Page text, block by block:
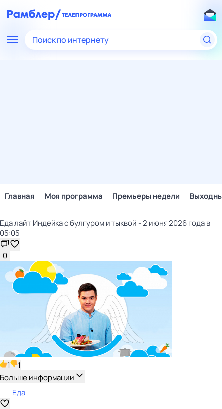
Поиск по интернету
Главная Моя программа Премьеры недели
Еда лайт Индейка с булгуром и тыквой - 2 июня 2026 года в
05:05
0
1
1
Больше информации
Еда